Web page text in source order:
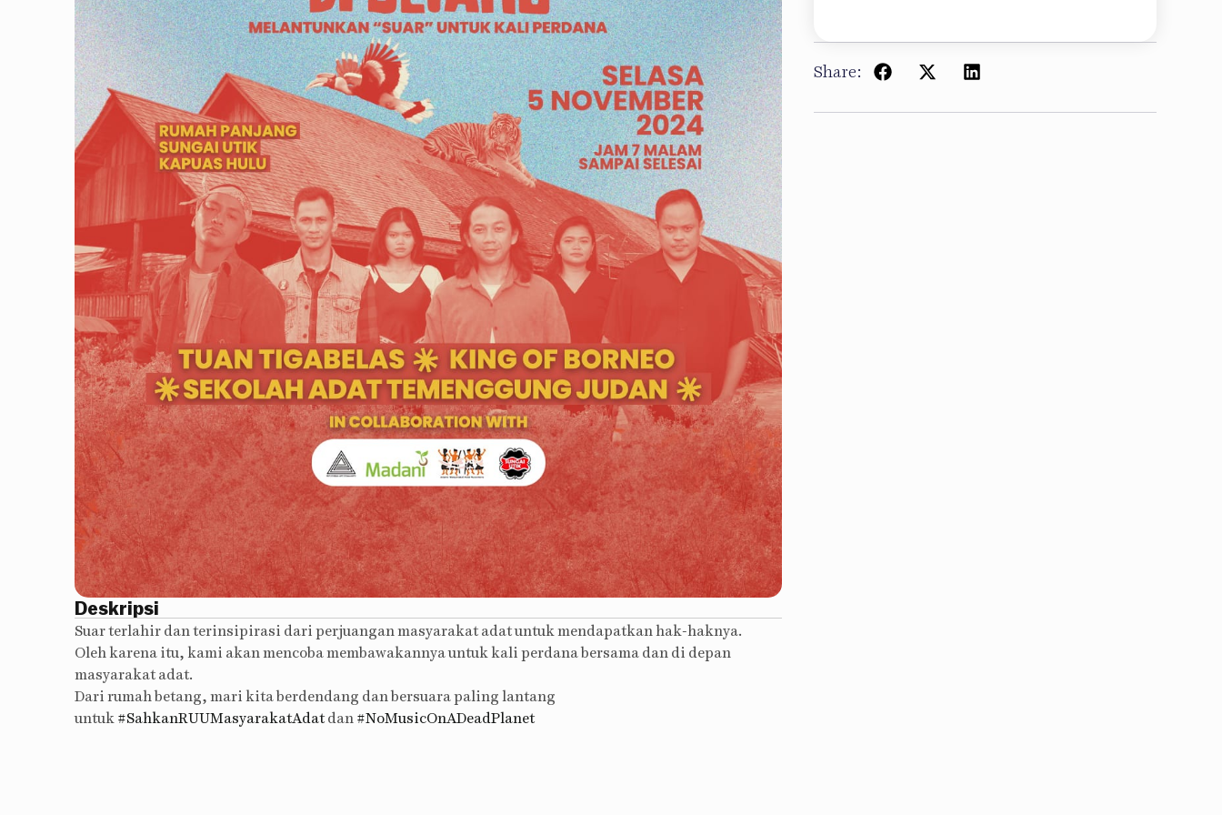
Deskripsi
Suar terlahir dan terinsipirasi dari perjuangan masyarakat adat untuk mendapatkan hak-haknya.
Oleh karena itu, kami akan mencoba membawakannya untuk kali perdana bersama dan di depan
masyarakat adat.
Dari rumah betang, mari kita berdendang dan bersuara paling lantang
untuk #SahkanRUUMasyarakatAdat dan #NoMusicOnADeadPlanet
Share: